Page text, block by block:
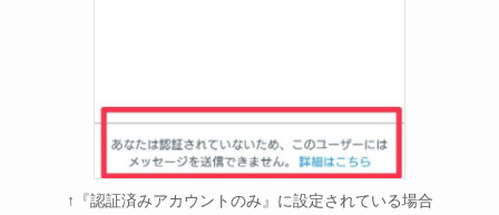
↑『認証済みアカウントのみ』に設定されている場合